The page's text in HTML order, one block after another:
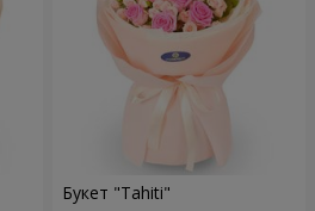
Букет "Tahiti"